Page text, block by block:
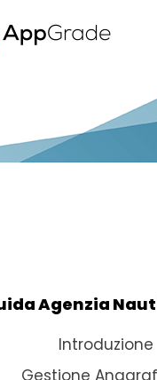
Agenzia
Introduzione
Gestione